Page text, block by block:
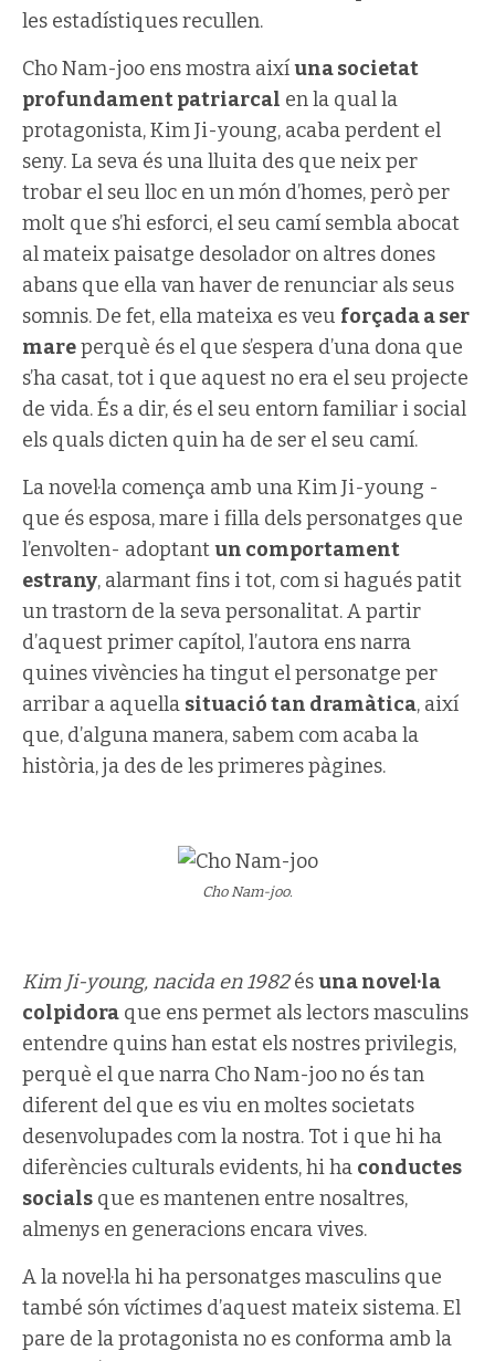
les estadístiques recullen.
Cho Nam-joo ens mostra aixíuna societat
profundament patriarcal en la qual la
protagonista, Kim Ji-young, acaba perdent el
seny. La seva és una lluita des que neix per
trobar el seu lloc en un món d’homes, però per
molt que s’hi esforci, el seu camí sembla abocat
al mateix paisatge desolador on altres dones
abans que ella van haver de renunciar als seus
somnis. De fet, ella mateixa es veu forçada a ser
mareperquè és el que s’espera d’una dona que
s’ha casat, tot i que aquest no era el seu projecte
de vida. És a dir, és el seu entorn familiar i social
els quals dicten quin ha de ser el seu camí.
La novel·la comença amb una Kim Ji-young -
que és esposa, mare i filla dels personatges que
l’envolten- adoptantun comportament
estrany, alarmant fins i tot, com si hagués patit
un trastorn de la seva personalitat. A partir
d’aquest primer capítol, l’autora ens narra
quines vivències ha tingut el personatge per
arribar a aquella situació tan dramàtica, així
que, d’alguna manera, sabem com acaba la
història, ja des de les primeres pàgines.
Cho Nam-joo.
Kim Ji-young, nacida en 1982ésuna novel·la
colpidora que ens permet als lectors masculins
entendre quins han estat els nostres privilegis,
perquè el que narra Cho Nam-joo no és tan
diferent del que es viu en moltes societats
desenvolupades com la nostra. Tot i que hi ha
diferències culturals evidents, hi ha conductes
socials que es mantenen entre nosaltres,
almenys en generacions encara vives.
A la novel·la hi ha personatges masculins que
també són víctimes d’aquest mateix sistema. El
pare de la protagonista no es conforma amb la